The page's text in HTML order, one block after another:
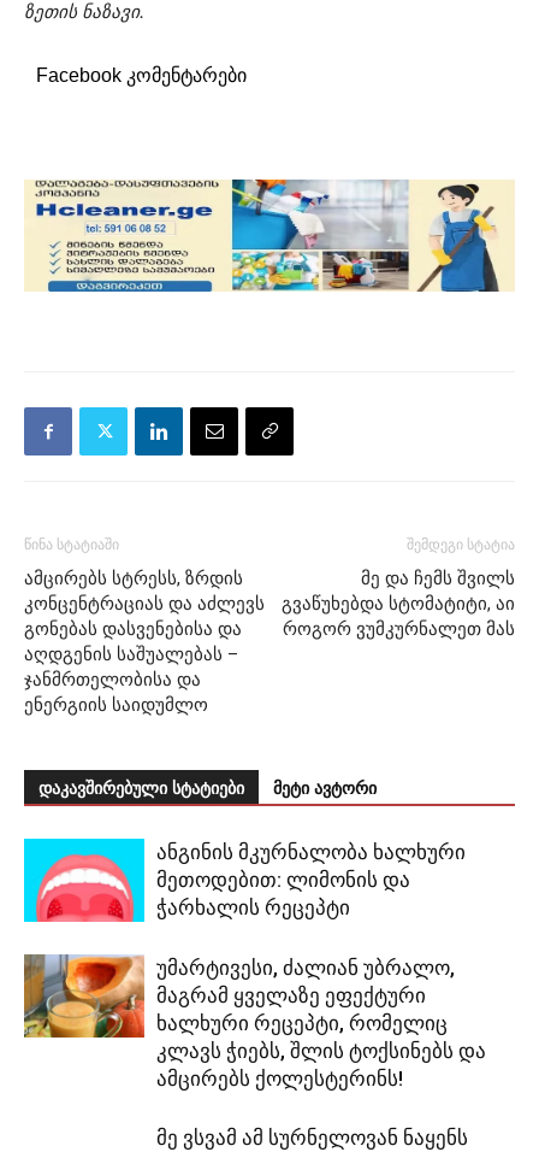
ზეთის ნაზავი.
Facebook კომენტარები
წინა სტატიაში
ამცირებს სტრესს, ზრდის
კონცენტრაციას და აძლევს
გონებას დასვენებისა და
აღდგენის საშუალებას –
ჯანმრთელობისა და
ენერგიის საიდუმლო
შემდეგი სტატია
მე და ჩემს შვილს
გვაწუხებდა სტომატიტი, აი
როგორ ვუმკურნალეთ მას
დაკავშირებული სტატიები მეტი ავტორი
ანგინის მკურნალობა ხალხური
მეთოდებით: ლიმონის და
ჭარხალის რეცეპტი
უმარტივესი, ძალიან უბრალო,
მაგრამ ყველაზე ეფექტური
ხალხური რეცეპტი, რომელიც
კლავს ჭიებს, შლის ტოქსინებს და
ამცირებს ქოლესტერინს!
მე ვსვამ ამ სურნელოვან ნაყენს